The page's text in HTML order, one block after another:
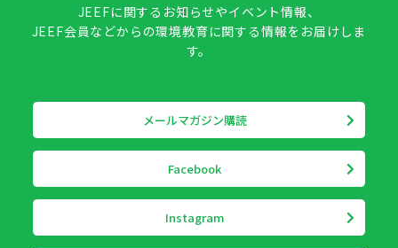
JEEFに関するお知らせやイベント情報、
JEEF会員などからの環境教育に関する情報をお届けしま
す。
メールマガジン購読
Facebook
Instagram